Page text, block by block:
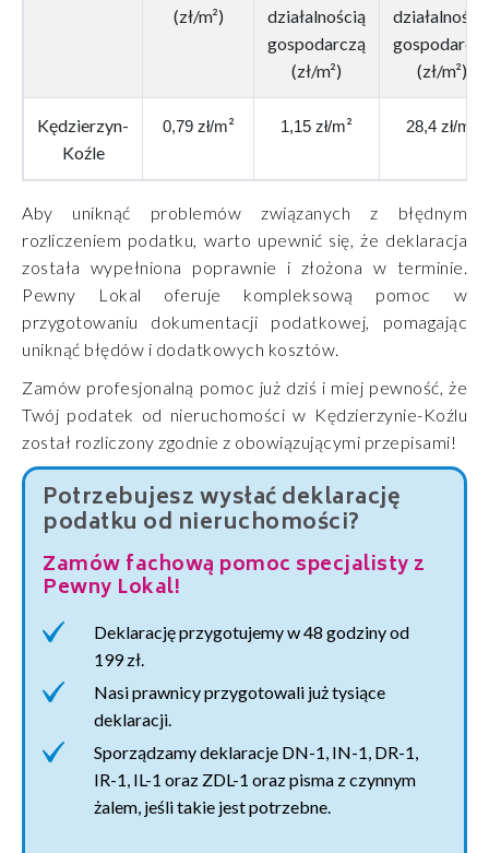
(zł/m²)
działalnością
gospodarczą
(zł/m²)
(zł/m²)
Kędzierzyn-
Koźle
0,79 zł/m² 1,15 zł/m² 28,4 zł/m
Aby uniknąć problemów związanych z błędnym
rozliczeniem podatku, warto upewnić się, że deklaracja
została wypełniona poprawnie i złożona w terminie.
Pewny Lokal oferuje kompleksową pomoc w
przygotowaniu dokumentacji podatkowej, pomagając
uniknąć błędów i dodatkowych kosztów.
Zamów profesjonalną pomoc już dziś i miej pewność, że
Twój podatek od nieruchomości w Kędzierzynie-Koźlu
został rozliczony zgodnie z obowiązującymi przepisami!
Potrzebujesz wysłać deklarację
podatku od nieruchomości?
Zamów fachową pomoc specjalisty z
Pewny Lokal!
Deklarację przygotujemy w 48 godziny od
199 zł.
Nasi prawnicy przygotowali już tysiące
deklaracji.
Sporządzamy deklaracje DN-1, IN-1, DR-1,
IR-1, IL-1 oraz ZDL-1 oraz pisma z czynnym
żalem, jeśli takie jest potrzebne.